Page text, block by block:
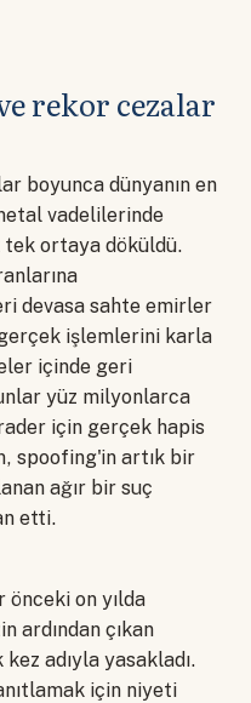
rekor cezalar
boyunca dünyanın en
vadelilerinde
tek ortaya döküldü.
devasa sahte emirler
işlemlerini karla
içinde geri
yüz milyonlarca
için gerçek hapis
spoofing'in artık bir
ağır bir suç
etti.
önceki on yılda
ardından çıkan
adıyla yasakladı.
için niyeti